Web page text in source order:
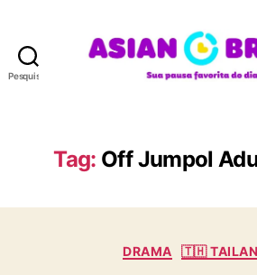
Pesquisar
A
N
R
A
Tag: Off Jumpol
C
DRAMA 🇹🇭